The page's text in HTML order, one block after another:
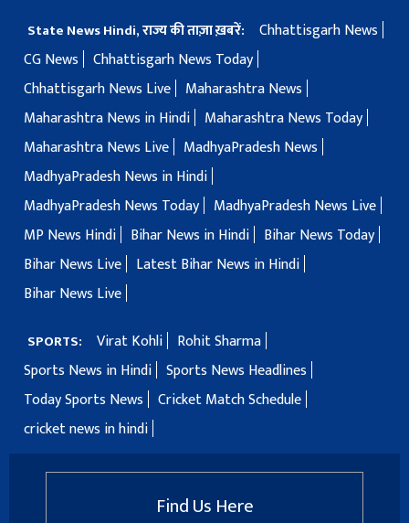
State News Hindi, राज्य की ताज़ा ख़बरें:
Chhattisgarh News
CG News
Chhattisgarh News Today
Chhattisgarh News Live
Maharashtra News
Maharashtra News in Hindi
Maharashtra News Today
Maharashtra News Live
MadhyaPradesh News
MadhyaPradesh News in Hindi
MadhyaPradesh News Today
MadhyaPradesh News Live
MP News Hindi
Bihar News in Hindi
Bihar News Today
Bihar News Live
Latest Bihar News in Hindi
Bihar News Live
SPORTS: Virat Kohli
Rohit Sharma
Sports News in Hindi Sports News Headlines
Today Sports News
Cricket Match Schedule
cricket news in hindi
Find Us Here